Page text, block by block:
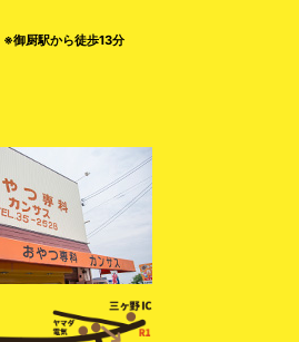
※御厨駅から徒歩13分